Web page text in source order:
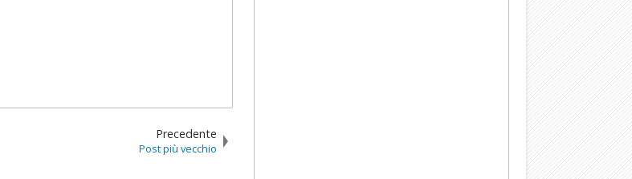
Precedente
Post più vecchio